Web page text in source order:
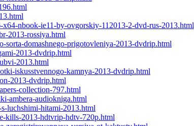
nbook-ie11-by-ovgorskiy-112013-2-dvd-rus-2013.html
2013-rossiya.html
sorta-domashnego-prigotovleniya-2013-dvdrip.html
2013-dvdrip.html
2013.html
iskusstvennogo-kamnya-2013-dvdrip.html
2013-dvdrip.html
collection-797.html
ambera-audiokniga.html
luchshimi-hitami-2013.html
kills-2013-hdtvrip-hdtv-720p.html